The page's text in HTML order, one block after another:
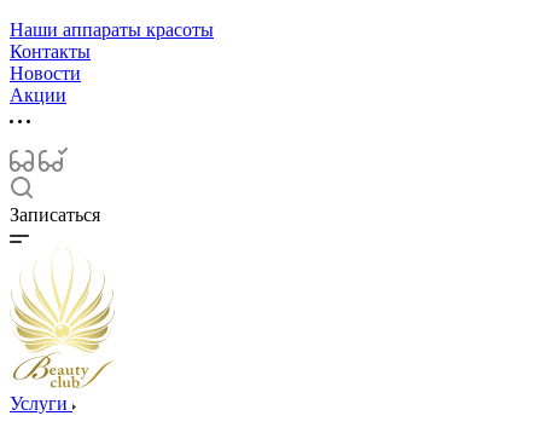
Наши аппараты красоты
Контакты
Новости
Акции
Записаться
Услуги